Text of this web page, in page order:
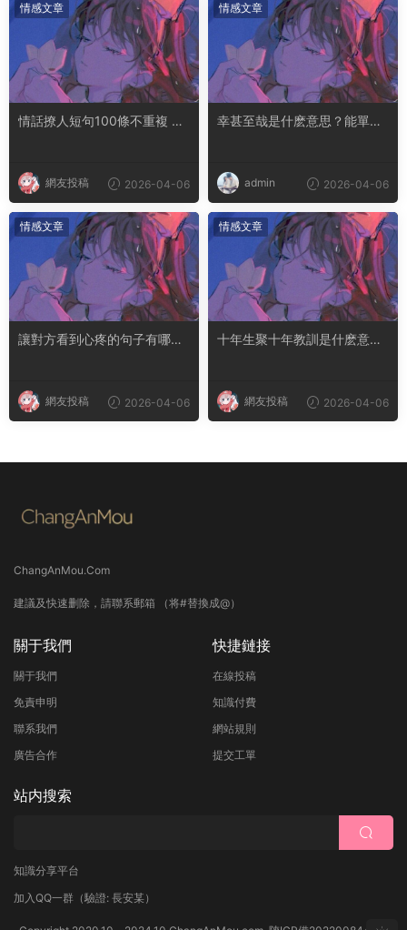
情感文章
情話撩人短句100條不重複 土
網友投稿 2026-04-06
情感文章
幸甚至哉是什麽意思？能單獨
admin 2026-04-06
情感文章
讓對方看到心疼的句子有哪
網友投稿 2026-04-06
情感文章
十年生聚十年教訓是什麽意思
網友投稿 2026-04-06
ChangAnMou.Com
建議及快速删除，請聯系郵箱 （将#替換成@）
關于我們
關于我們
免責申明
聯系我們
廣告合作
快捷鏈接
在線投稿
知識付費
網站規則
提交工單
站内搜索
知識分享平台
加入QQ一群 （驗證: 長安某）